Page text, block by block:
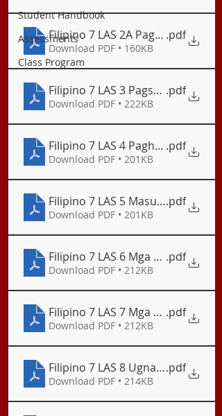
Student Handbook
Assessments
Class Program
Filipino 7 LAS 2A Pag-unawa sa
.pdf
Download PDF • 160KB
Filipino 7 LAS 3 Pagsuri ng
.pdf
Download PDF • 222KB
Filipino 7 LAS 4 Paghinuha sa
.pdf
Download PDF • 201KB
Filipino 7 LAS 5 Masuring
.pdf
Download PDF • 201KB
Filipino 7 LAS 6 Mga Pahayag
.pdf
Download PDF • 212KB
Filipino 7 LAS 7 Mga Ekspresyon
.pdf
Download PDF • 212KB
Filipino 7 LAS 8 Ugnayang Sanhi
.pdf
Download PDF • 214KB